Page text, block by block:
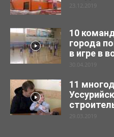
23.12.2019
10
города
в игре в
30.04.2019
11
29.03.2019